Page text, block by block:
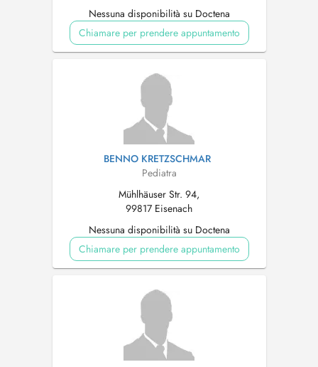
Nessuna disponibilità su Doctena
Chiamare per prendere appuntamento
BENNO KRETZSCHMAR
Pediatra
Mühlhäuser Str. 94,
99817 Eisenach
Nessuna disponibilità su Doctena
Chiamare per prendere appuntamento